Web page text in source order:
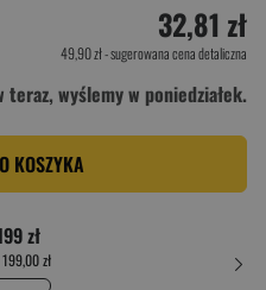
32,81 zł
49,90 zł- sugerowana cena detaliczna
teraz, wyślemy w poniedziałek.
KOSZYKA
zł
zł